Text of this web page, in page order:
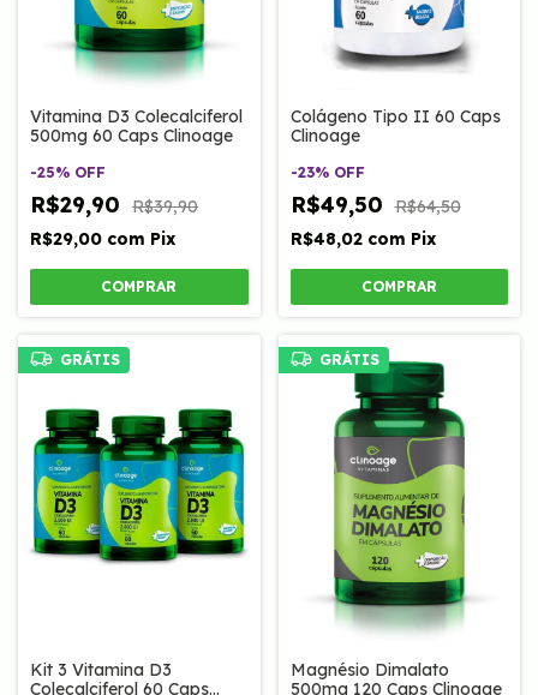
Vitamina D3 Colecalciferol
500mg 60 Caps Clinoage
-25% OFF
R$29,90
R$39,90
R$29,00 com Pix
Colágeno Tipo II 60 Caps
Clinoage
-23% OFF
R$49,50 R$64,50
R$48,02 com Pix
GRÁTIS
Kit 3 Vitamina D3
Colecalciferol 60 Caps
GRÁTIS
Magnésio Dimalato
500mg 120 Caps Clinoage